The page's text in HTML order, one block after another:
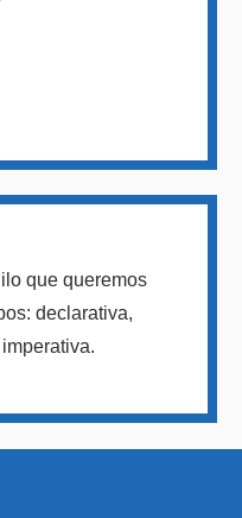
que queremos
declarativa,